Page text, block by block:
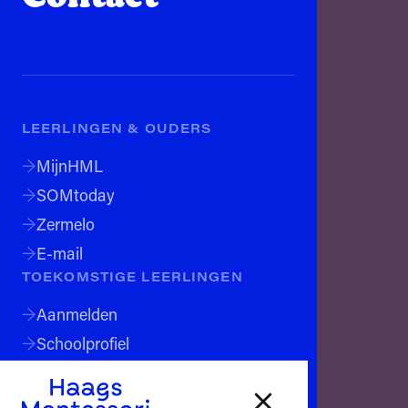
Leerlingen & Ouders
MijnHML
SOMtoday
Zermelo
E-mail
Toekomstige leerlingen
Aanmelden
LEERLINGEN & OUDERS
MijnHML
SOMtoday
Zermelo
E-mail
TOEKOMSTIGE LEERLINGEN
Aanmelden
Schoolprofiel
WERKEN BIJ